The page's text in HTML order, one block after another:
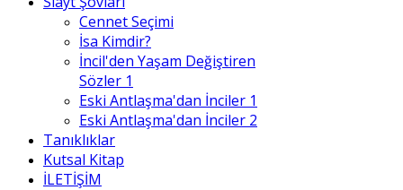
Cennet Seçimi
İsa Kimdir?
İncil'den Yaşam Değiştiren
Sözler 1
Eski Antlaşma'dan İnciler 1
Eski Antlaşma'dan İnciler 2
Tanıklıklar
Kutsal Kitap
İLETİŞİM